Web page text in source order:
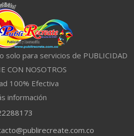
solo para servicios de PUBLICIDAD
CON NOSOTROS
100% Efectiva
información